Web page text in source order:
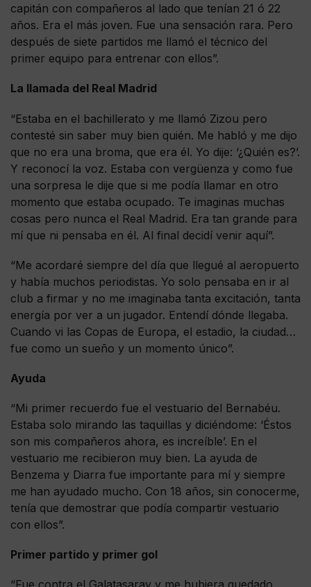
capitán con compañeros al lado que tenían 21 ó 22
años. Era el más joven. Fue una sensación rara. Pero
después de siete partidos me llamó el técnico del
primer equipo para entrenar con ellos”.
La llamada del Real Madrid
“Estaba en el bachillerato y me llamó Zizou pero
contesté sin saber muy bien quién. Me habló y me dijo
que no era una broma, que era él. Yo dije: ‘¿Quién es?’.
Y reconocí la voz. Estaba con vergüenza y como fue
una sorpresa le dije que si me podía llamar en otro
momento que estaba ocupado. Te imaginas muchas
cosas pero nunca el Real Madrid. Era tan grande para
mí que ni pensaba en él. Al final decidí venir aquí”.
“Me acordaré siempre del día que llegué al aeropuerto
y había muchos periodistas. Yo solo pensaba en ir al
club a firmar y no me imaginaba tanta excitación, tanta
energía por ver a un jugador. Entendí dónde llegaba.
Cuando vi las Copas de Europa, el estadio, la ciudad…
fue como un sueño y un momento único”.
Ayuda
“Mi primer recuerdo fue el vestuario del Bernabéu.
Estaba solo mirando las taquillas y diciéndome: ‘Éstos
son mis compañeros ahora, es increíble’. En el
vestuario me recibieron muy bien. La ayuda de
Benzema y Diarra fue importante para mí y siempre
me han ayudado mucho. Con 18 años, sin conocerme,
tenía que demostrar que podía compartir vestuario
con ellos”.
Primer partido y primer gol